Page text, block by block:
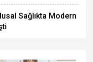
Sağlıkta Modern